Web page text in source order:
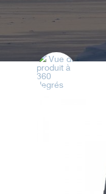
Vue du
produit à
360
degrés